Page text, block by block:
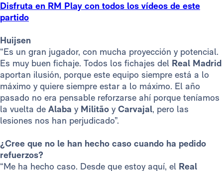
Disfruta en RM Play con todos los vídeos de este
partido
Huijsen
“Es un gran jugador, con mucha proyección y potencial.
Es muy buen fichaje. Todos los fichajes del Real Madrid
aportan ilusión, porque este equipo siempre está a lo
máximo y quiere siempre estar a lo máximo. El año
pasado no era pensable reforzarse ahí porque teníamos
la vuelta de Alaba y Militão yCarvajal, pero las
lesiones nos han perjudicado”.
¿Cree que no le han hecho caso cuando ha pedido
refuerzos?
“Me ha hecho caso. Desde que estoy aquí, el Real